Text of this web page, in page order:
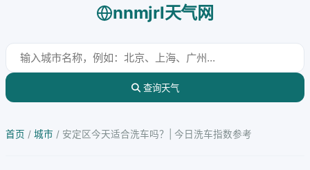
nnmjrl天气网
查询天气
首页 / 城市 / 安定区今天适合洗车吗？| 今日洗车指数参考